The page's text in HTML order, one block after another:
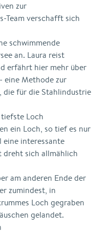
zur
Team verschafft sich
schwimmende
an. Laura reist
erfährt hier mehr über
eine Methode zur
die für die Stahlindustrie
Loch
ein Loch, so tief es nur
eine interessante
dreht sich allmählich
am anderen Ende der
zumindest, in
Loch gegraben
gelandet.